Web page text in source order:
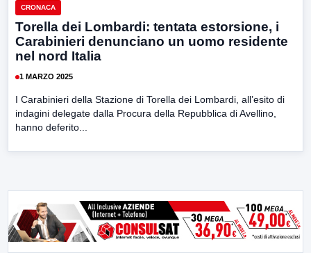
CRONACA
Torella dei Lombardi: tentata estorsione, i
Carabinieri denunciano un uomo residente
nel nord Italia
1 MARZO 2025
I Carabinieri della Stazione di Torella dei Lombardi, all’esito di
indagini delegate dalla Procura della Repubblica di Avellino,
hanno deferito...